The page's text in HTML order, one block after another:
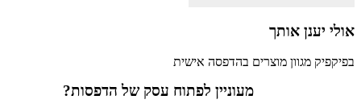
אולי יענן אותך
בפיקפיק מגוון מוצרים בהדפסה אישית
מעוניין לפתוח עסק של הדפסות?